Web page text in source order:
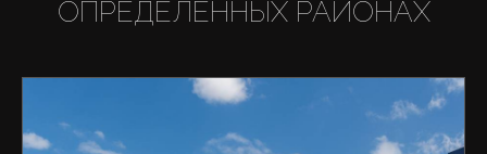
ОПРЕДЕЛЕННЫХ РАЙОНАХ